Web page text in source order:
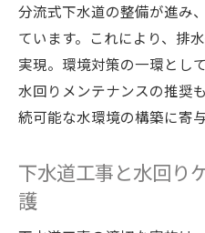
分流式下水道の整備が進み
ています。これにより、排
実現。環境対策の一環とし
水回りメンテナンスの推奨
続可能な水環境の構築に寄
下水道工事と水回り
護